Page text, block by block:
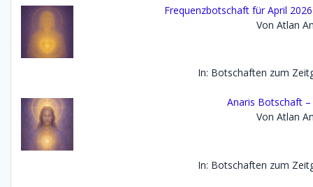
Frequenzbotschaft für April
Von Atlan
In: Botschaften zum
Anaris Botschaft
Von Atlan
In: Botschaften zum